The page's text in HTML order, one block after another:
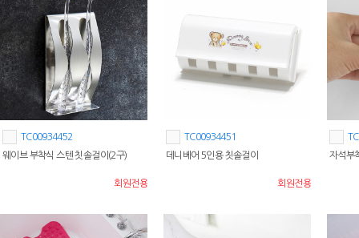
TC00934452
웨이브 부착식 스텐 칫솔걸이(2구)
회원전용
TC00934451
데니베어 5인용 칫솔걸이
회원전용
자석부